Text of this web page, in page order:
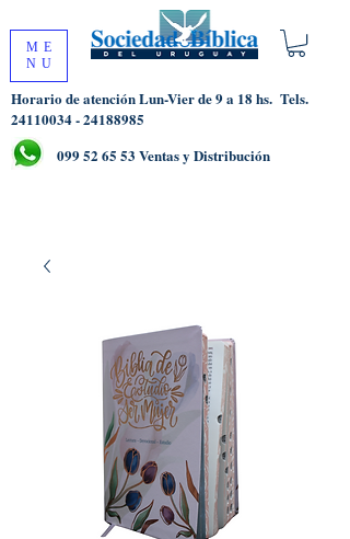
ME
NU
Horario de atención Lun-Vier de 9 a 18 hs. Tels.
24110034 - 24188985
099 52 65 53 Ventas y Distribución